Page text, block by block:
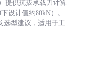
提供抗拔承载力计算
设计值约80kN）。
选型建议，适用于工